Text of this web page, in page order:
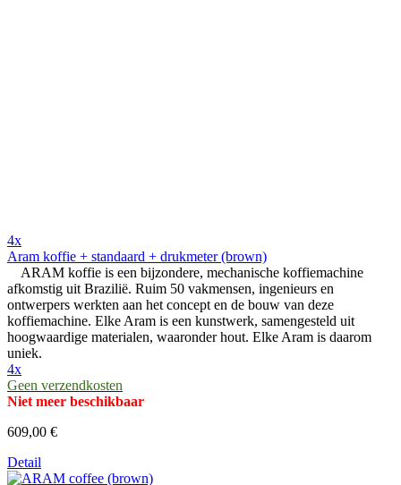
4x
Aram koffie + standaard + drukmeter (brown)
ARAM koffie is een bijzondere, mechanische koffiemachine
afkomstig uit Brazilië. Ruim 50 vakmensen, ingenieurs en
ontwerpers werkten aan het concept en de bouw van deze
koffiemachine. Elke Aram is een kunstwerk, samengesteld uit
hoogwaardige materialen, waaronder hout. Elke Aram is daarom
uniek.
4x
Geen verzendkosten
Niet meer beschikbaar
609,00 €
Detail